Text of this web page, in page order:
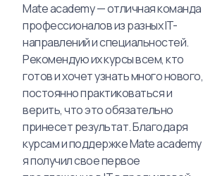
Mate academy — отличная команда
профессионалов из разных IT-
направлений и специальностей.
Рекомендую их курсы всем, кто
готов и хочет узнать много нового,
постоянно практиковаться и
верить, что это обязательно
принесет результат. Благодаря
курсам и поддержке Mate academy
я получил свое первое